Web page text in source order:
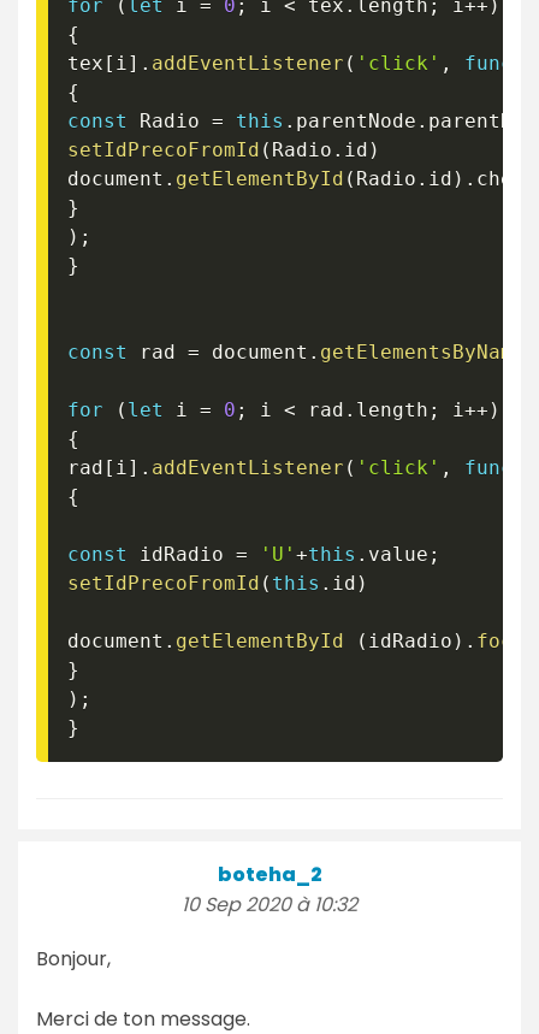
for ( let i = 0 ; i < tex . length ; i ++ )
{
tex [ i ] . addEventListener ( 'click' ,
{
const
Radio = this . parentNode .
setIdPrecoFromId ( Radio . id )
document . getElementById ( Radio . id ) .
}
) ;
}
const rad = document . getElementsByName
for ( let i = 0 ; i < rad . length ; i ++ )
{
rad [ i ] . addEventListener ( 'click' ,
{
const idRadio = 'U' +this . value ;
setIdPrecoFromId ( this . id )
document . getElementById ( idRadio ) . focus
}
) ;
}
boteha_2
10 Sep 2020 à 10:32
Bonjour,
Merci de ton message.